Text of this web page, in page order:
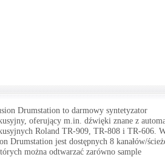
Drumstation to darmowy syntetyzator
oferujący m.in. dźwięki znane z
Roland TR-909, TR-808 i TR-606.
Drumstation jest dostępnych 8 kanałów/
można odtwarzać zarówno sample